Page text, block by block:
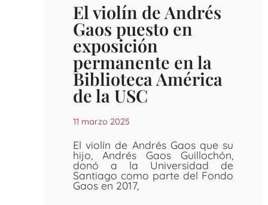
El violín de Andrés
Gaos puesto en
exposición
permanente en la
Biblioteca América
de la USC
11 marzo 2025
El violín de Andrés Gaos que su
hijo, Andrés Gaos Guillochón,
donó a la Universidad de
Santiago como parte del Fondo
Gaos en 2017,